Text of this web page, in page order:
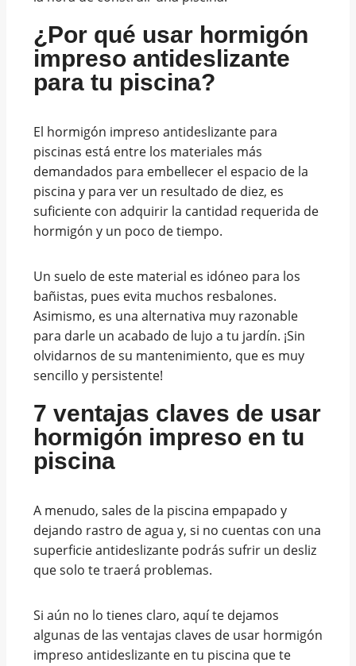
¿Por qué usar hormigón
impreso antideslizante
para tu piscina?
El hormigón impreso antideslizante para
piscinas está entre los materiales más
demandados para embellecer el espacio de la
piscina y para ver un resultado de diez, es
suficiente con adquirir la cantidad requerida de
hormigón y un poco de tiempo.
Un suelo de este material es idóneo para los
bañistas, pues evita muchos resbalones.
Asimismo, es una alternativa muy razonable
para darle un acabado de lujo a tu jardín. ¡Sin
olvidarnos de su mantenimiento, que es muy
sencillo y persistente!
7 ventajas claves de usar
hormigón impreso en tu
piscina
A menudo, sales de la piscina empapado y
dejando rastro de agua y, si no cuentas con una
superficie antideslizante podrás sufrir un desliz
que solo te traerá problemas.
Si aún no lo tienes claro, aquí te dejamos
algunas de las ventajas claves de usar hormigón
impreso antideslizante en tu piscina que te